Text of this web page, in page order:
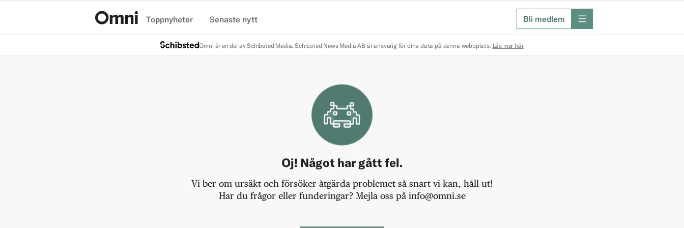
Toppnyheter Senaste nytt Bli medlem meny
Omni är en del av Schibsted Media. Schibsted News Media AB är ansvarig för dina data på denna webbplats. Läs mer här
Oj! Något har gått fel.
Vi ber om ursäkt och försöker åtgärda problemet så snart vi kan, håll ut!
Har du frågor eller funderingar? Mejla oss på info@omni.se